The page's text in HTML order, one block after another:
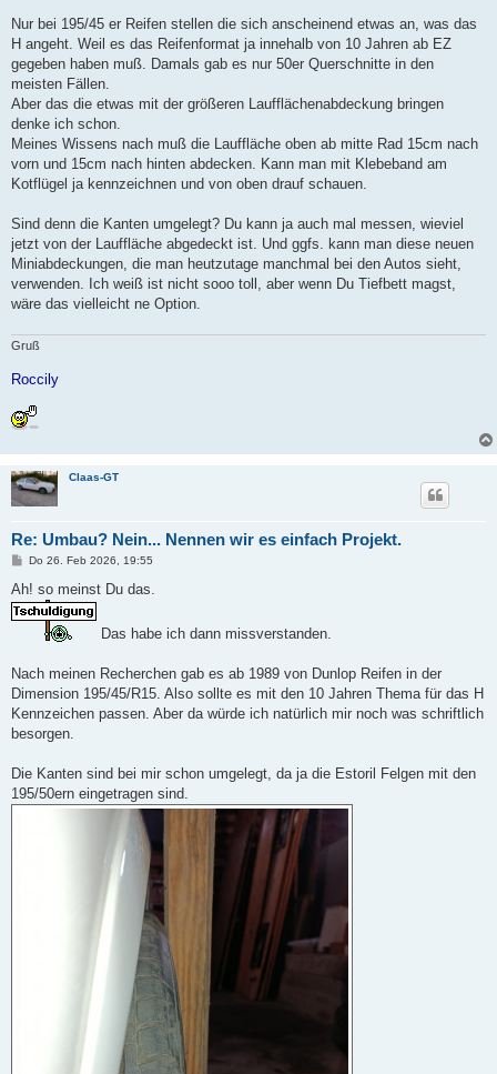
Nur bei 195/45 er Reifen stellen die sich anscheinend etwas an, was das
H angeht. Weil es das Reifenformat ja innehalb von 10 Jahren ab EZ
gegeben haben muß. Damals gab es nur 50er Querschnitte in den
meisten Fällen.
Aber das die etwas mit der größeren Laufflächenabdeckung bringen
denke ich schon.
Meines Wissens nach muß die Lauffläche oben ab mitte Rad 15cm nach
vorn und 15cm nach hinten abdecken. Kann man mit Klebeband am
Kotflügel ja kennzeichnen und von oben drauf schauen.
Sind denn die Kanten umgelegt? Du kann ja auch mal messen, wieviel
jetzt von der Lauffläche abgedeckt ist. Und ggfs. kann man diese neuen
Miniabdeckungen, die man heutzutage manchmal bei den Autos sieht,
verwenden. Ich weiß ist nicht sooo toll, aber wenn Du Tiefbett magst,
wäre das vielleicht ne Option.
Gruß
Roccily
Claas-GT
Re: Umbau? Nein... Nennen wir es einfach Projekt.
B
i
t
r
Do 26. Feb 2026, 19:55
Ah! so meinst Du das.
Das habe ich dann missverstanden.
Nach meinen Recherchen gab es ab 1989 von Dunlop Reifen in der
Dimension 195/45/R15. Also sollte es mit den 10 Jahren Thema für das H
Kennzeichen passen. Aber da würde ich natürlich mir noch was schriftlich
besorgen.
Die Kanten sind bei mir schon umgelegt, da ja die Estoril Felgen mit den
195/50ern eingetragen sind.